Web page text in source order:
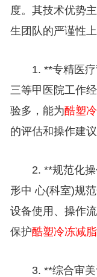
度。其技术优势
生团队的严谨性上
1. **专精医
三等甲医院工作
验多，能为酷塑
的评估和操作建议
2. **规范化
形中 心(科室)规
设备使用、操作
保护酷塑冷冻减
3. **综合审